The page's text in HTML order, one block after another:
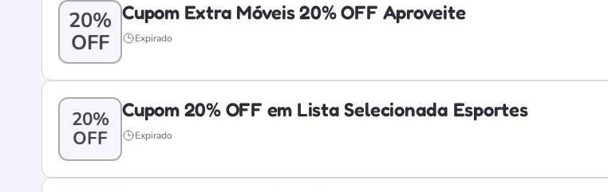
20%
OFF
Cupom Extra Móveis 20% OFF Aproveite
Expirado
20%
OFF
Cupom 20% OFF em Lista Selecionada Esportes
Expirado